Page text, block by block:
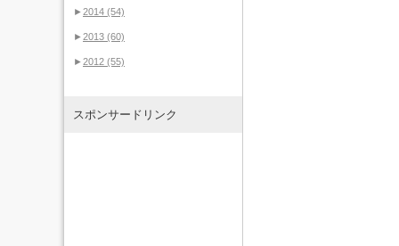
►2014 (54)
►2013 (60)
►2012 (55)
スポンサードリンク